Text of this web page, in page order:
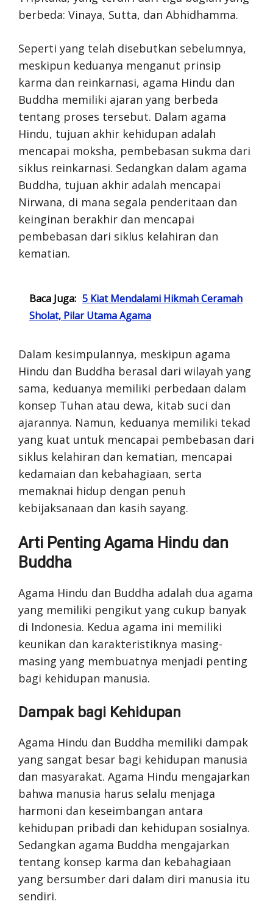
berbeda: Vinaya, Sutta, dan Abhidhamma.
Seperti yang telah disebutkan sebelumnya,
meskipun keduanya menganut prinsip
karma dan reinkarnasi, agama Hindu dan
Buddha memiliki ajaran yang berbeda
tentang proses tersebut. Dalam agama
Hindu, tujuan akhir kehidupan adalah
mencapai moksha, pembebasan sukma dari
siklus reinkarnasi. Sedangkan dalam agama
Buddha, tujuan akhir adalah mencapai
Nirwana, di mana segala penderitaan dan
keinginan berakhir dan mencapai
pembebasan dari siklus kelahiran dan
kematian.
Baca Juga: 5 Kiat Mendalami Hikmah Ceramah
Sholat, Pilar Utama Agama
Dalam kesimpulannya, meskipun agama
Hindu dan Buddha berasal dari wilayah yang
sama, keduanya memiliki perbedaan dalam
konsep Tuhan atau dewa, kitab suci dan
ajarannya. Namun, keduanya memiliki tekad
yang kuat untuk mencapai pembebasan dari
siklus kelahiran dan kematian, mencapai
kedamaian dan kebahagiaan, serta
memaknai hidup dengan penuh
kebijaksanaan dan kasih sayang.
Arti Penting Agama Hindu dan
Buddha
Agama Hindu dan Buddha adalah dua agama
yang memiliki pengikut yang cukup banyak
di Indonesia. Kedua agama ini memiliki
keunikan dan karakteristiknya masing-
masing yang membuatnya menjadi penting
bagi kehidupan manusia.
Dampak bagi Kehidupan
Agama Hindu dan Buddha memiliki dampak
yang sangat besar bagi kehidupan manusia
dan masyarakat. Agama Hindu mengajarkan
bahwa manusia harus selalu menjaga
harmoni dan keseimbangan antara
kehidupan pribadi dan kehidupan sosialnya.
Sedangkan agama Buddha mengajarkan
tentang konsep karma dan kebahagiaan
yang bersumber dari dalam diri manusia itu
sendiri.